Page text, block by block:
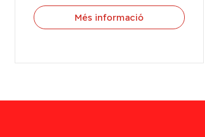
Més informació